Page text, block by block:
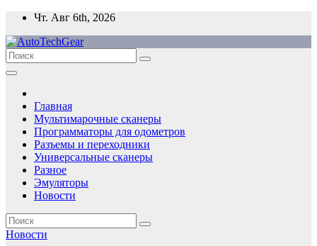
Перейти
содержимому
Чт. Авг 6th, 2026
Главная
Мультимарочные сканеры
Программаторы для одометров
Разъемы и переходники
Универсальные сканеры
Разное
Эмуляторы
Новости
Новости